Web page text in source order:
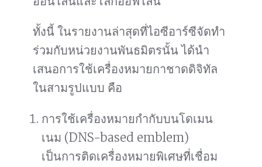
ทั้งนี้ ในรายงานล่าสุดที่ไอซีอาร์ซีจัดทำ
ร่วมกับหน่วยงานพันธมิตรนั้น ได้นำ
เสนอการใช้เครื่องหมายกาชาดดิจิทัล
ในสามรูปแบบ คือ
การใช้เครื่องหมายกำกับบนโดเมน
เนม (DNS-based emblem)
เป็นการติดเครื่องหมายพิเศษที่เชื่อม